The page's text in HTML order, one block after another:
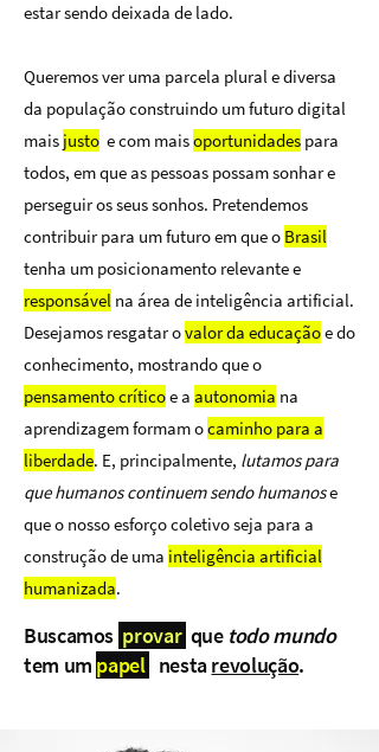
estar sendo deixada de lado.
Queremos ver uma parcela plural e diversa
da população construindo um futuro digital
mais justo e com maisoportunidades para
todos, em que as pessoas possam sonhar e
perseguir os seus sonhos. Pretendemos
contribuir para um futuro em que o Brasil
tenha um posicionamento relevante e
responsável na área de inteligência artificial.
Desejamos resgatar ovalor da educaçãoe do
conhecimento, mostrando que o
pensamento críticoe a autonomia na
aprendizagem formam ocaminho para a
liberdade. E, principalmente, lutamos para
que humanos continuem sendo humanose
que o nosso esforço coletivo seja para a
construção de uma inteligência artificial
humanizada.
Buscamos provar que todo mundo
tem um papel nestarevolução.